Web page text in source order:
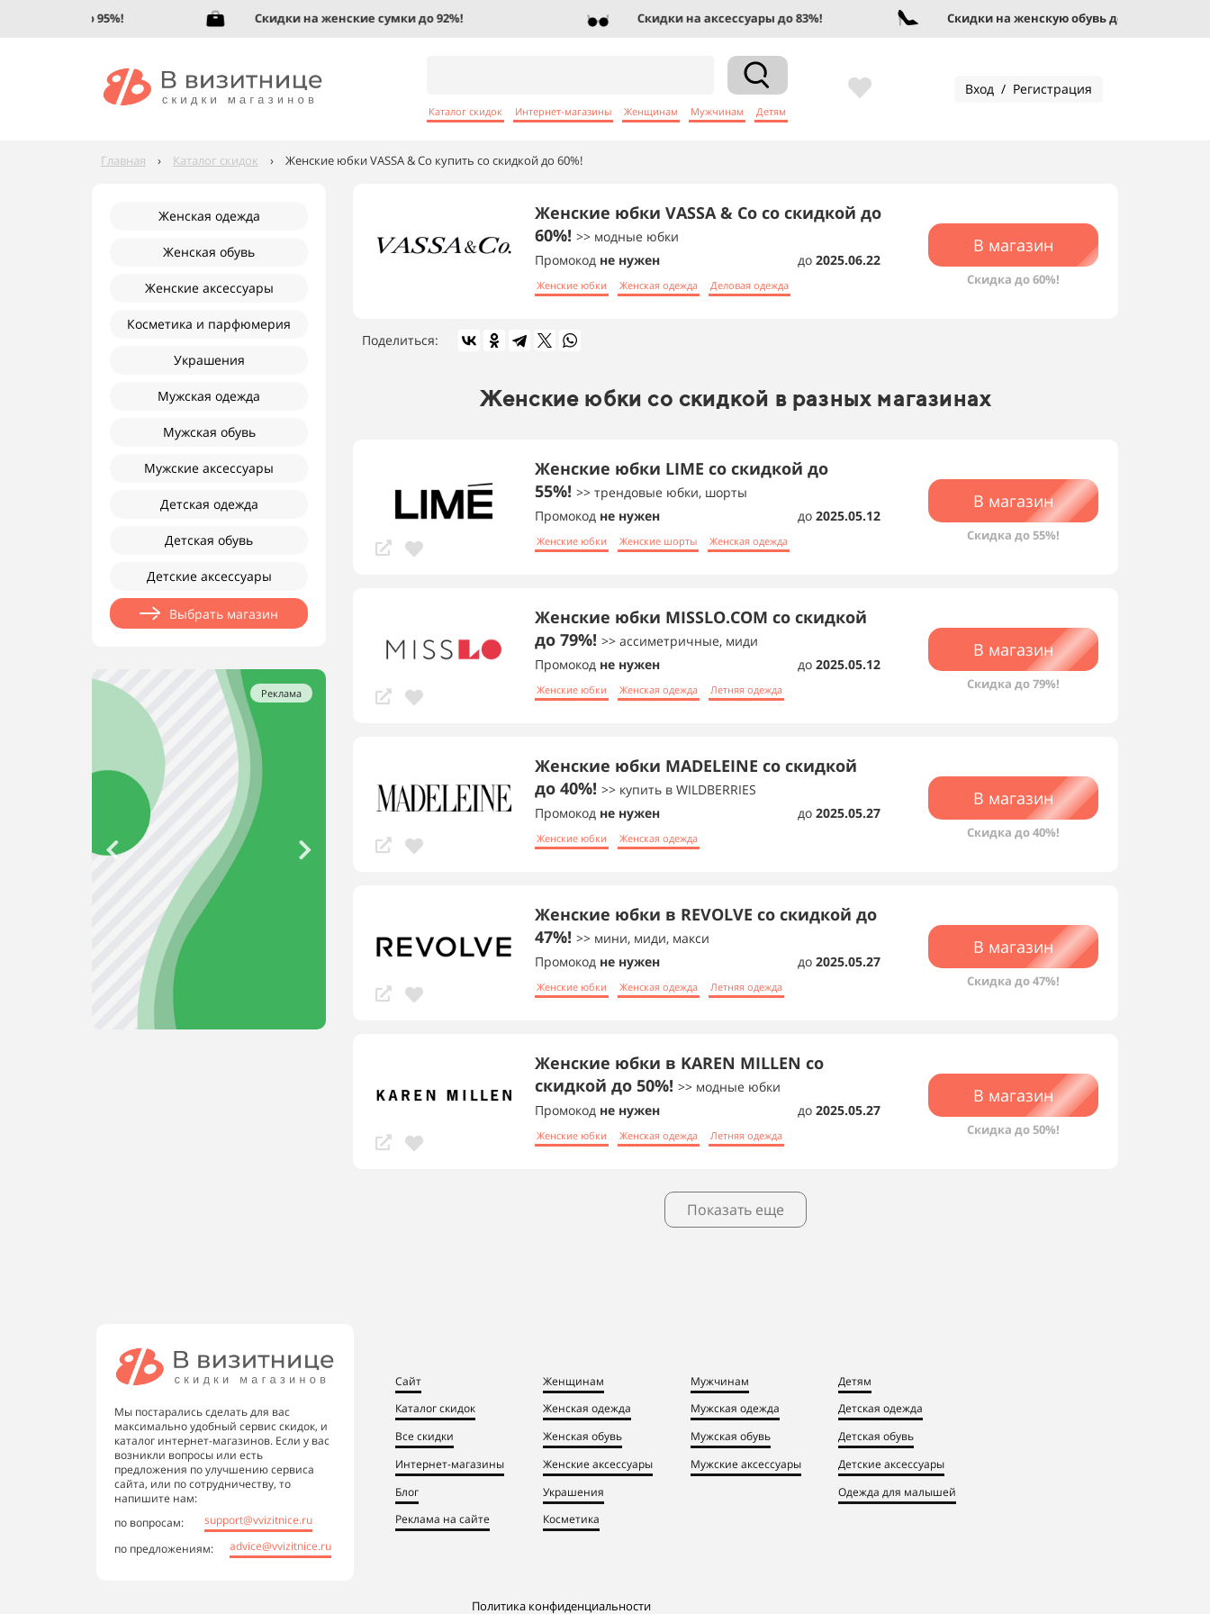
обувь до 95%! Скидки на женские сумки до 92%! Скидки на аксессуары до 83%! Скидки на женскую обувь до 95%!
Каталог скидок Интернет-магазины Женщинам Мужчинам Детям
Вход / Регистрация
Главная › Каталог скидок › Женские юбки VASSA & Co купить со скидкой до 60%!
Женская одежда
Женская обувь
Женские аксессуары
Косметика и парфюмерия
Украшения
Мужская одежда
Мужская обувь
Мужские аксессуары
Детская одежда
Детская обувь
Детские аксессуары
Выбрать магазин
Реклама
Женские юбки VASSA & Co со скидкой до
60%! >> модные юбки
Промокод не нужен до 2025.06.22
Женские юбки Женская одежда Деловая одежда
В магазин
Скидка до 60%!
Поделиться:
Женские юбки со скидкой в разных магазинах
Женские юбки LIME со скидкой до
55%! >> трендовые юбки, шорты
Промокод не нужен до 2025.05.12
Женские юбки Женские шорты Женская одежда
В магазин
Скидка до 55%!
Женские юбки MISSLO.COM со скидкой
до 79%! >> ассиметричные, миди
Промокод не нужен до 2025.05.12
Женские юбки Женская одежда Летняя одежда
В магазин
Скидка до 79%!
Женские юбки MADELEINE со скидкой
до 40%! >> купить в WILDBERRIES
Промокод не нужен до 2025.05.27
Женские юбки Женская одежда
В магазин
Скидка до 40%!
Женские юбки в REVOLVE со скидкой до
47%! >> мини, миди, макси
Промокод не нужен до 2025.05.27
Женские юбки Женская одежда Летняя одежда
В магазин
Скидка до 47%!
Женские юбки в KAREN MILLEN со
скидкой до 50%! >> модные юбки
Промокод не нужен до 2025.05.27
Женские юбки Женская одежда Летняя одежда
В магазин
Скидка до 50%!
Показать еще
Мы постарались сделать для вас
максимально удобный сервис скидок, и
каталог интернет-магазинов. Если у вас
возникли вопросы или есть
предложения по улучшению сервиса
сайта, или по сотрудничеству, то
напишите нам:
по вопросам:
support@vvizitnice.ru
по предложениям:
advice@vvizitnice.ru
Сайт
Каталог скидок
Все скидки
Интернет-магазины
Блог
Реклама на сайте
Женщинам
Женская одежда
Женская обувь
Женские аксессуары
Украшения
Косметика
Мужчинам
Мужская одежда
Мужская обувь
Мужские аксессуары
Детям
Детская одежда
Детская обувь
Детские аксессуары
Одежда для малышей
Политика конфиденциальности